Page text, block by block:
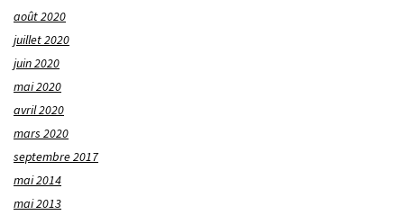
août 2020
juillet 2020
juin 2020
mai 2020
avril 2020
mars 2020
septembre 2017
mai 2014
mai 2013